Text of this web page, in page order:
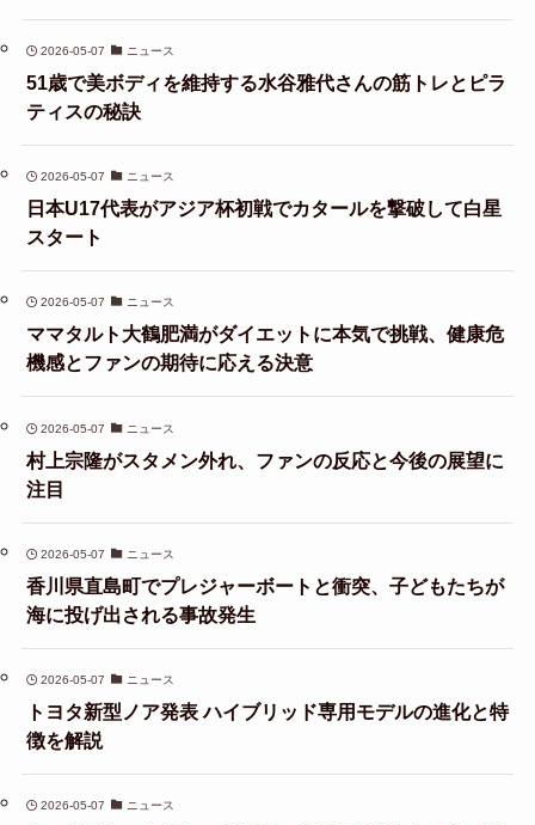
2026-05-07 ニュース
51歳で美ボディを維持する水谷雅代さんの筋トレとピラ
ティスの秘訣
2026-05-07 ニュース
日本U17代表がアジア杯初戦でカタールを撃破して白星
スタート
2026-05-07 ニュース
ママタルト大鶴肥満がダイエットに本気で挑戦、健康危
機感とファンの期待に応える決意
2026-05-07 ニュース
村上宗隆がスタメン外れ、ファンの反応と今後の展望に
注目
2026-05-07 ニュース
香川県直島町でプレジャーボートと衝突、子どもたちが
海に投げ出される事故発生
2026-05-07 ニュース
トヨタ新型ノア発表 ハイブリッド専用モデルの進化と特
徴を解説
2026-05-07 ニュース